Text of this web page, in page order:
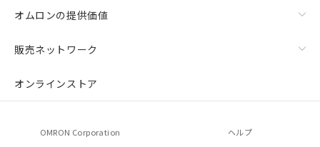
オムロンの提供価値
販売ネットワーク
オンラインストア
OMRON Corporation ヘルプ